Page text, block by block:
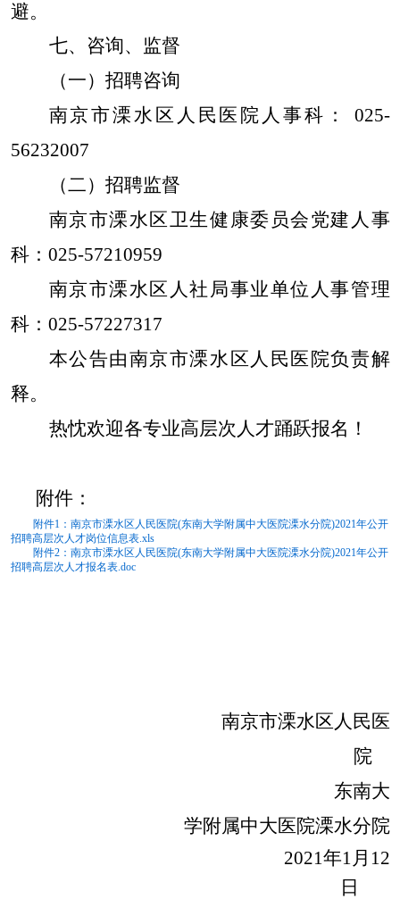
避。
七、咨询、监督
（一）招聘咨询
南京市溧水区人民医院人事科： 025-
56232007
（二）招聘监督
南京市溧水区卫生健康委员会党建人事
科：025-57210959
南京市溧水区人社局事业单位人事管理
科：025-57227317
本公告由南京市溧水区人民医院负责解
释。
热忱欢迎各专业高层次人才踊跃报名！
附件：
附件1：南京市溧水区人民医院(东南大学附属中大医院溧水分院)2021年公开
招聘高层次人才岗位信息表.xls
附件2：南京市溧水区人民医院(东南大学附属中大医院溧水分院)2021年公开
招聘高层次人才报名表.doc
南京市溧水区人民医
院
东南大
学附属中大医院溧水分院
2021年1月12
日